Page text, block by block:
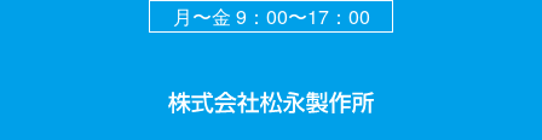
月〜金 9：00〜17：00